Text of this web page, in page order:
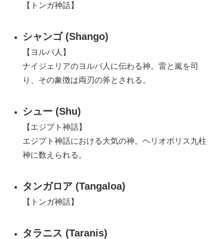
【トンガ神話】
シャンゴ (Shango)
【ヨルバ人】
ナイジェリアのヨルバ人に伝わる神。雷と嵐を司
り、その象徴は両刃の斧とされる。
シュー (Shu)
【エジプト神話】
エジプト神話における大気の神。ヘリオポリス九柱
神に数えられる。
タンガロア (Tangaloa)
【トンガ神話】
タラニス (Taranis)